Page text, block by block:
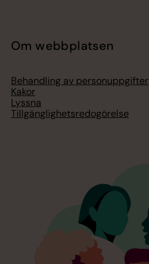
Om webbplatsen
Behandling av personuppgifter
Kakor
Lyssna
Tillgänglighetsredogörelse